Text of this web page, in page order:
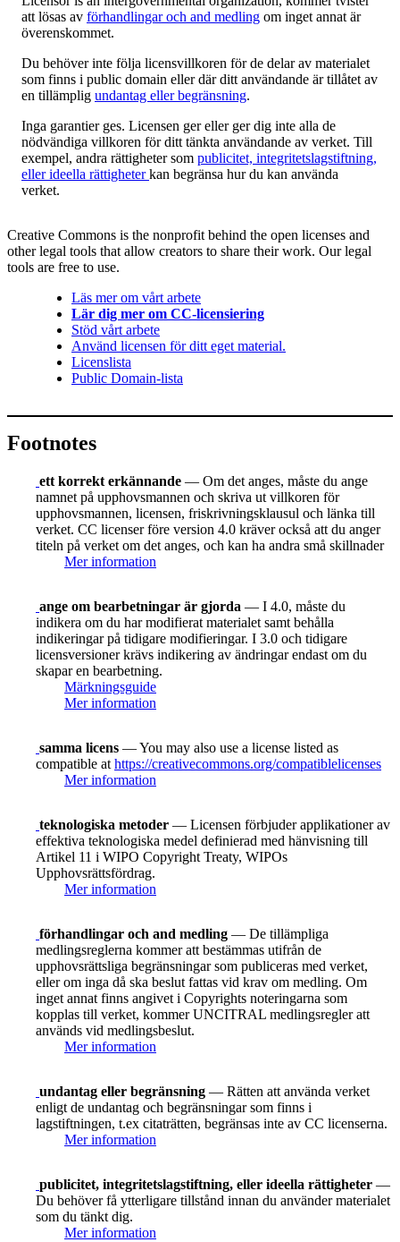
att lösas av förhandlingar och and medling om inget annat är
överenskommet.
Du behöver inte följa licensvillkoren för de delar av materialet
som finns i public domain eller där ditt användande är tillåtet av
en tillämplig undantag eller begränsning.
Inga garantier ges. Licensen ger eller ger dig inte alla de
nödvändiga villkoren för ditt tänkta användande av verket. Till
exempel, andra rättigheter som publicitet, integritetslagstiftning,
eller ideella rättigheterkan begränsa hur du kan använda
verket.
Creative Commons is the nonprofit behind the open licenses and
other legal tools that allow creators to share their work. Our legal
tools are free to use.
Läs mer om vårt arbete
Lär dig mer om CC-licensiering
Stöd vårt arbete
Använd licensen för ditt eget material.
Licenslista
Public Domain-lista
Footnotes
ett korrekt erkännande — Om det anges, måste du ange
namnet på upphovsmannen och skriva ut villkoren för
upphovsmannen, licensen, friskrivningsklausul och länka till
verket. CC licenser före version 4.0 kräver också att du anger
titeln på verket om det anges, och kan ha andra små skillnader
Mer information
ange om bearbetningar är gjorda — I 4.0, måste du
indikera om du har modifierat materialet samt behålla
indikeringar på tidigare modifieringar. I 3.0 och tidigare
licensversioner krävs indikering av ändringar endast om du
skapar en bearbetning.
Märkningsguide
Mer information
samma licens — You may also use a license listed as
compatible at https://creativecommons.org/compatiblelicenses
Mer information
teknologiska metoder — Licensen förbjuder applikationer av
effektiva teknologiska medel definierad med hänvisning till
Artikel 11 i WIPO Copyright Treaty, WIPOs
Upphovsrättsfördrag.
Mer information
förhandlingar och and medling — De tillämpliga
medlingsreglerna kommer att bestämmas utifrån de
upphovsrättsliga begränsningar som publiceras med verket,
eller om inga då ska beslut fattas vid krav om medling. Om
inget annat finns angivet i Copyrights noteringarna som
kopplas till verket, kommer UNCITRAL medlingsregler att
används vid medlingsbeslut.
Mer information
undantag eller begränsning — Rätten att använda verket
enligt de undantag och begränsningar som finns i
lagstiftningen, t.ex citaträtten, begränsas inte av CC licenserna.
Mer information
publicitet, integritetslagstiftning, eller ideella rättigheter —
Du behöver få ytterligare tillstånd innan du använder materialet
som du tänkt dig.
Mer information